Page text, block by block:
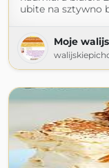
ubite na sztywno
Moje